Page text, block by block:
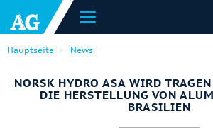
Hauptseite News
NORSK HYDRO ASA WIRD
DIE HERSTELLUNG VON
BRASILIEN